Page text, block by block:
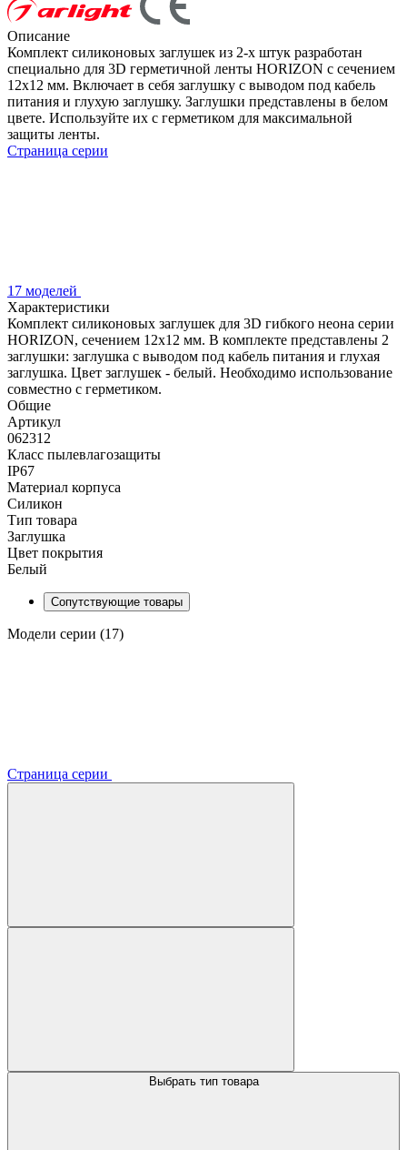
Описание
Комплект силиконовых заглушек из 2-х штук разработан
специально для 3D герметичной ленты HORIZON с сечением
12х12 мм. Включает в себя заглушку с выводом под кабель
питания и глухую заглушку. Заглушки представлены в белом
цвете. Используйте их с герметиком для максимальной
защиты ленты.
Страница серии
17 моделей
Характеристики
Комплект силиконовых заглушек для 3D гибкого неона серии
HORIZON, сечением 12х12 мм. В комплекте представлены 2
заглушки: заглушка с выводом под кабель питания и глухая
заглушка. Цвет заглушек - белый. Необходимо использование
совместно с герметиком.
Общие
Артикул
062312
Класс пылевлагозащиты
IP67
Материал корпуса
Силикон
Тип товара
Заглушка
Цвет покрытия
Белый
Сопутствующие товары
Модели серии (17)
Страница серии
Выбрать тип товара